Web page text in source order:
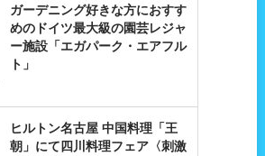
ガーデニング好きな方におすす
めのドイツ最大級の園芸レジャ
ー施設「エガパーク・エアフル
ト」
ヒルトン名古屋 中国料理「王
朝」にて四川料理フェア〈刺激